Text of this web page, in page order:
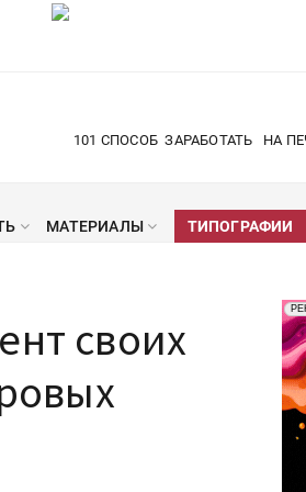
101 СПОСОБ ЗАРАБОТАТЬ НА
МАТЕРИАЛЫ ТИПОГРАФИИ
своих